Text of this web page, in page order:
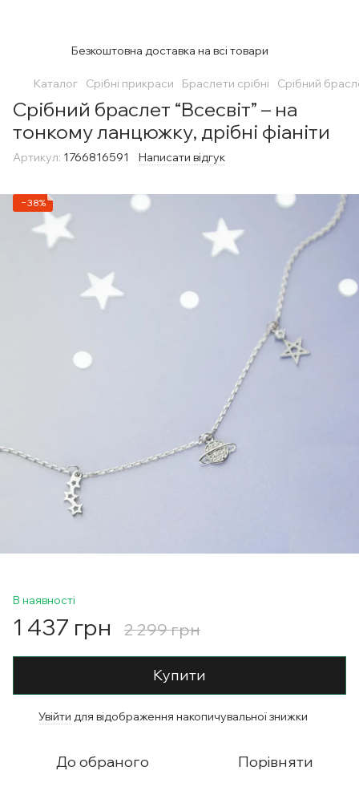
Безкоштовна доставка на всі товари
Каталог Срібні прикраси Браслети срібні Срібний
Срібний браслет “Всесвіт” – на
тонкому ланцюжку, дрібні фіаніти
Артикул: 1766816591 Написати відгук
−38%
В наявності
1 437 грн 2 299 грн
Купити
Увійти для відображення накопичувальної знижки
До обраного Порівняти